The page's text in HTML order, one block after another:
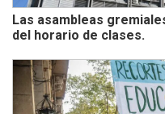
Las asambleas
del horario de clases.